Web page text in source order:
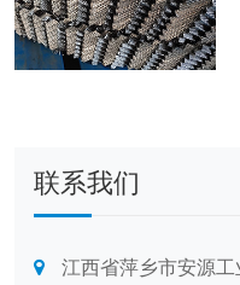
联系我们
江西省萍乡市安源工